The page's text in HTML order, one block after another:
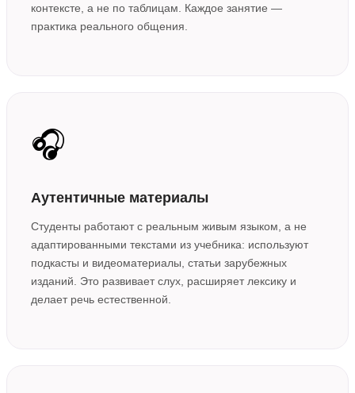
контексте, а не по таблицам. Каждое занятие —
практика реального общения.
🎧
Аутентичные материалы
Студенты работают с реальным живым языком, а не
адаптированными текстами из учебника: используют
подкасты и видеоматериалы, статьи зарубежных
изданий. Это развивает слух, расширяет лексику и
делает речь естественной.